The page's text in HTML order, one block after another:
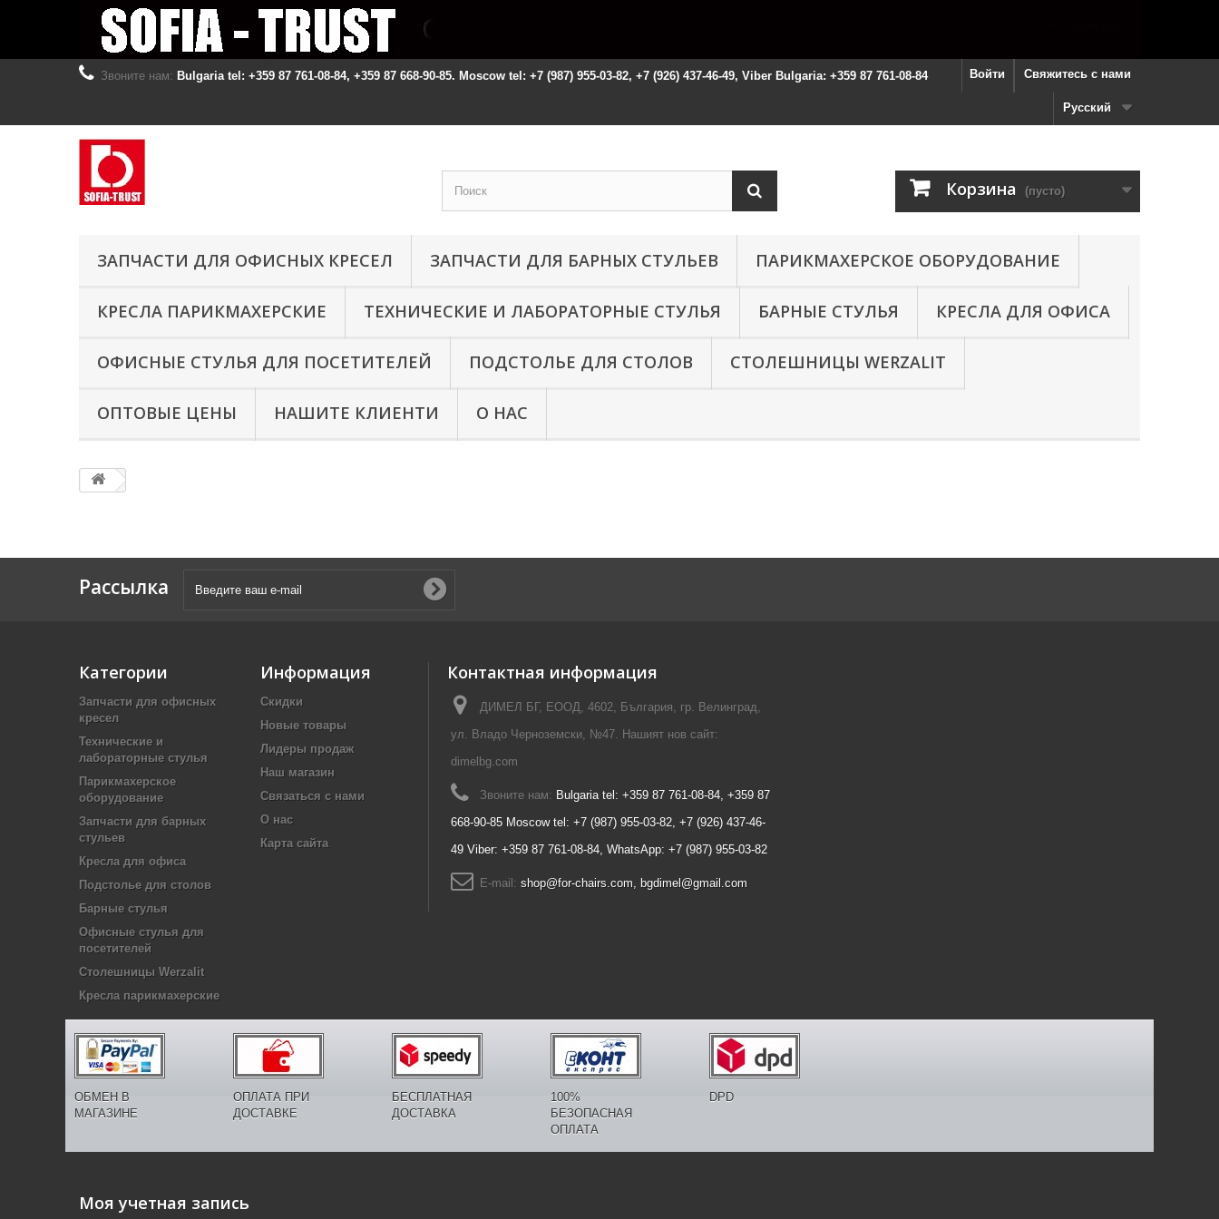
Свяжитесь с нами
Звоните нам: Bulgaria tel: +359 87 761-08-84, +359 87 668-90-85. Moscow tel: +7 (987) 955-03-82, +7 (926) 437-46-49, Viber Bulgaria: +359 87 761-08-84 Войти
Русский
Корзина (пусто)
ЗАПЧАСТИ ДЛЯ ОФИСНЫХ КРЕСЕЛ ЗАПЧАСТИ ДЛЯ БАРНЫХ СТУЛЬЕВ ПАРИКМАХЕРСКОЕ ОБОРУДОВАНИЕ
КРЕСЛА ПАРИКМАХЕРСКИЕ ТЕХНИЧЕСКИЕ И ЛАБОРАТОРНЫЕ СТУЛЬЯ БАРНЫЕ СТУЛЬЯ КРЕСЛА ДЛЯ ОФИСА
ОФИСНЫЕ СТУЛЬЯ ДЛЯ ПОСЕТИТЕЛЕЙ ПОДСТОЛЬЕ ДЛЯ СТОЛОВ СТОЛЕШНИЦЫ WERZALIT
ОПТОВЫЕ ЦЕНЫ НАШИТЕ КЛИЕНТИ О НАС
Рассылка
Категории
Запчасти для офисных
кресел
Технические и
лабораторные стулья
Парикмахерское
оборудование
Запчасти для барных
стульев
Кресла для офиса
Подстолье для столов
Барные стулья
Офисные стулья для
посетителей
Столешницы Werzalit
Кресла парикмахерские
Информация
Скидки
Новые товары
Лидеры продаж
Наш магазин
Связаться с нами
О нас
Карта сайта
Контактная информация
ДИМЕЛ БГ, ЕООД, 4602, България, гр. Велинград,
ул. Владо Черноземски, №47. Нашият нов сайт:
dimelbg.com
Звоните нам: Bulgaria tel: +359 87 761-08-84, +359 87
668-90-85 Moscow tel: +7 (987) 955-03-82, +7 (926) 437-46-
49 Viber: +359 87 761-08-84, WhatsApp: +7 (987) 955-03-82
E-mail: shop@for-chairs.com, bgdimel@gmail.com
ОБМЕН В
МАГАЗИНЕ
ОПЛАТА ПРИ
ДОСТАВКЕ
БЕСПЛАТНАЯ
ДОСТАВКА
100%
БЕЗОПАСНАЯ
ОПЛАТА
DPD
Моя учетная запись